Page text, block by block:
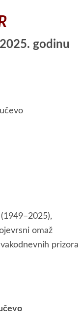
godinu
omaž
prizora